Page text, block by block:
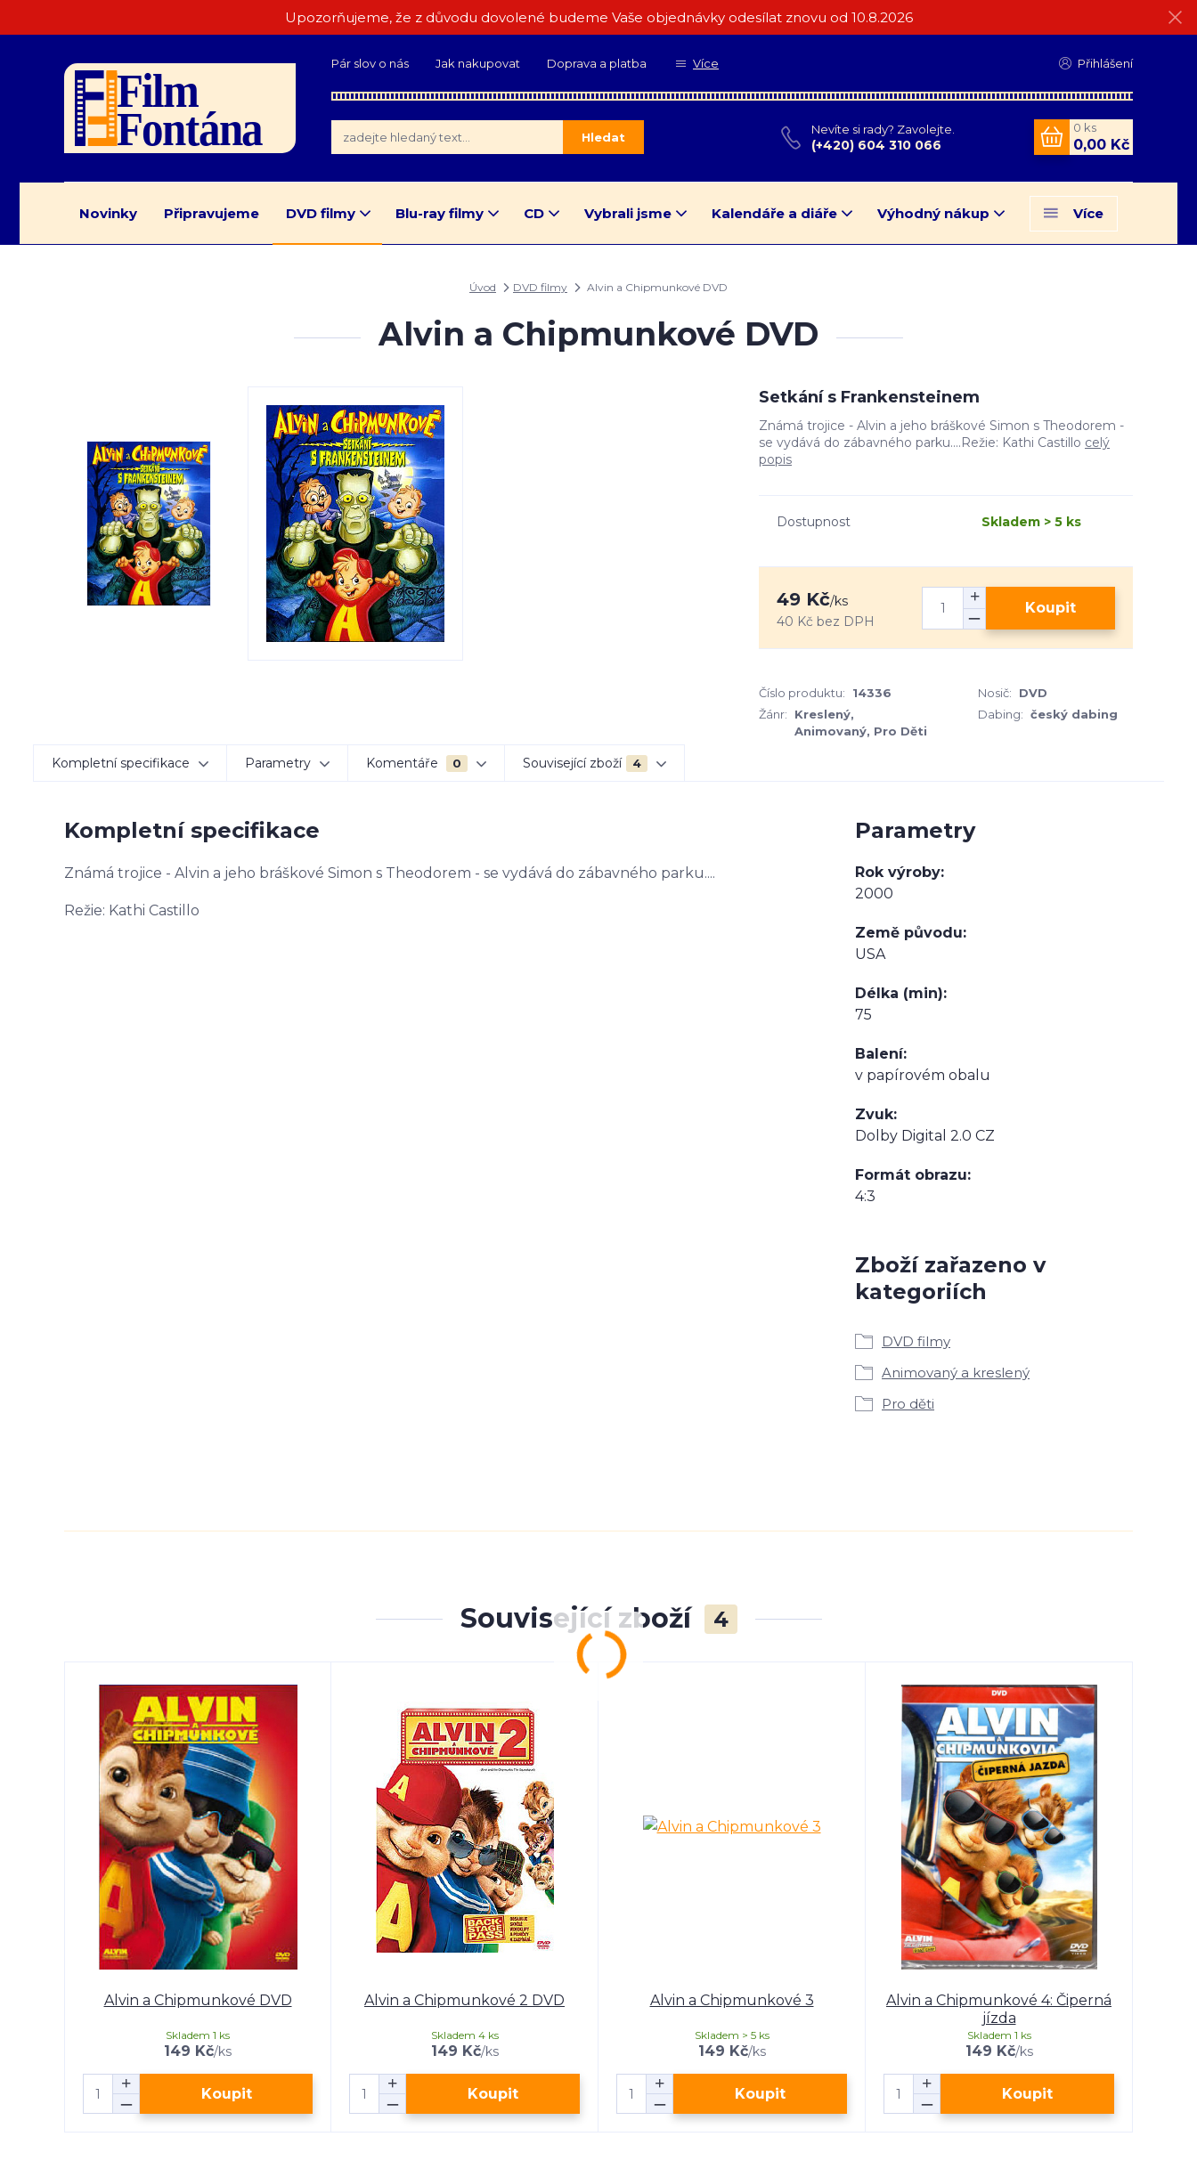
Upozorňujeme, že z důvodu dovolené budeme Vaše objednávky odesílat znovu od 10.8.2026
Pár slov o nás Jak nakupovat Doprava a platba Více Přihlášení
Hledat
Nevíte si rady? Zavolejte.
(+420) 604 310 066
0 ks
0,00 Kč
Novinky Připravujeme DVD filmy Blu-ray filmy CD Vybrali jsme Kalendáře a diáře Výhodný nákup Více
Úvod DVD filmy Alvin a Chipmunkové DVD
Alvin a Chipmunkové DVD
Setkání s Frankensteinem
Známá trojice - Alvin a jeho bráškové Simon s Theodorem -
se vydává do zábavného parku....Režie: Kathi Castillo celý
popis
Dostupnost Skladem > 5 ks
49 Kč/ks
40 Kč bez DPH
Koupit
Číslo produktu: 14336 Nosič:
DVD
Žánr:
Kreslený,
Animovaný, Pro Děti
Dabing: český dabing
Kompletní specifikace Parametry Komentáře 0 Související zboží 4
Kompletní specifikace
Známá trojice - Alvin a jeho bráškové Simon s Theodorem - se vydává do zábavného parku....
Režie: Kathi Castillo
Parametry
Rok výroby
2000
Země původu
USA
Délka (min)
75
Balení
v papírovém obalu
Zvuk
Dolby Digital 2.0 CZ
Formát obrazu
4:3
Zboží zařazeno v
kategoriích
DVD filmy
Animovaný a kreslený
Pro děti
Související zboží 4
Alvin a Chipmunkové DVD
149 Kč/ks
Skladem 1 ks
Koupit
Alvin a Chipmunkové 2 DVD
149 Kč/ks
Skladem 4 ks
Koupit
Alvin a Chipmunkové 3
149 Kč/ks
Skladem > 5 ks
Koupit
Alvin a Chipmunkové 4: Čiperná
jízda
149 Kč/ks
Skladem 1 ks
Koupit